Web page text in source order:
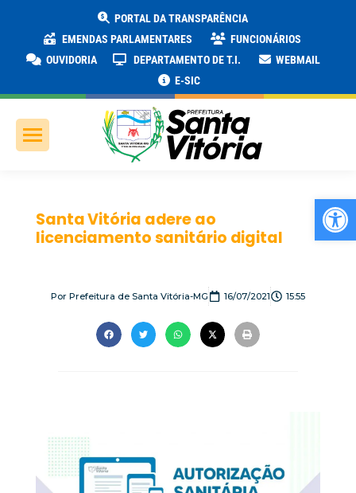
PORTAL DA TRANSPARÊNCIA
EMENDAS PARLAMENTARES
FUNCIONÁRIOS
OUVIDORIA
DEPARTAMENTO DE T.I.
WEBMAIL
E-SIC
Santa Vitória adere ao
licenciamento sanitário digital
Por Prefeitura de Santa Vitória-MG 16/07/2021 15:55